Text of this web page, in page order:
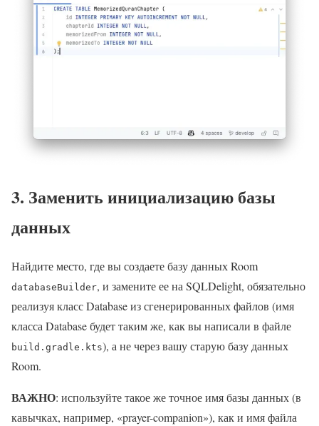
3. Заменить инициализацию базы
данных
Найдите место, где вы создаете базу данных Room
databaseBuilder, и замените ее на SQLDelight, обязательно
реализуя класс Database из сгенерированных файлов (имя
класса Database будет таким же, как вы написали в файле
build.gradle.kts), а не через вашу старую базу данных
Room.
ВАЖНО: используйте такое же точное имя базы данных (в
кавычках, например, «prayer-companion»), как и имя файла